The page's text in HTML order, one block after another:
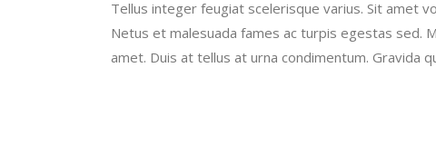
Tellus integer feugiat scelerisque varius. Sit amet
Netus et malesuada fames ac turpis egestas sed.
amet. Duis at tellus at urna condimentum. Gravida